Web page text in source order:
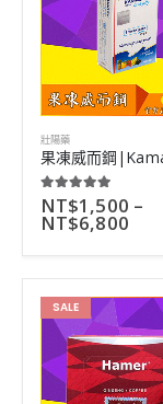
壯陽藥
5.00out of 5
NT$1,500 –
NT$6,800
SALE